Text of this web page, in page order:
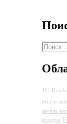
ТО
вторая
замена
колодки